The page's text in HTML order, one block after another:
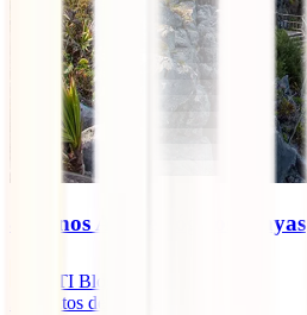
8 Iconos Arqueológicos Mayas
IATI Blog
minutos de lectura